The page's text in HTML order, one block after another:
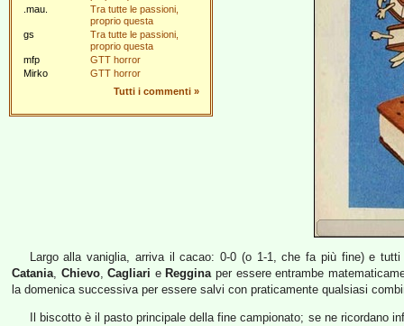
.mau.
Tra tutte le passioni,
proprio questa
gs
Tra tutte le passioni,
proprio questa
mfp
GTT horror
Mirko
GTT horror
Tutti i commenti »
Largo alla vaniglia, arriva il cacao: 0-0 (o 1-1, che fa più fine) e
Catania, Chievo,Cagliari e Regginaper essere entrambe
la domenica successiva per essere salvi con praticamente qualsiasi
Il biscotto è il pasto principale della fine campionato; se ne ricordano